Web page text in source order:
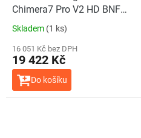
Chimera7 Pro V2 HD BNF
6S (ELRS 2.4GHz)
Skladem (1 ks)
16 051 Kč bez DPH
19 422 Kč
Do košíku